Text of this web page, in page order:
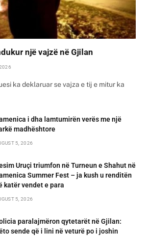
një vajzë në Gjilan
ka deklaruar se vajza e tij e mitur ka
i dha lamtumirën verës me një
madhështore
5, 2026
Uruçi triumfon në Turneun e Shahut në
Summer Fest – ja kush u renditën
katër vendet e para
5, 2026
paralajmëron qytetarët në Gjilan:
sende që i lini në veturë po i joshin